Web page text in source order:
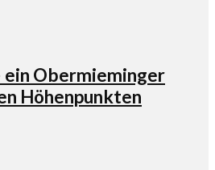
ein Obermieminger
Höhenpunkten